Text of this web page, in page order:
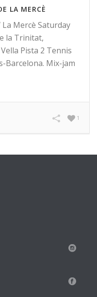
LA MERCÈ
La Mercè Saturday
la Trinitat,
Pista 2 Tennis
Barcelona. Mix-jam
1